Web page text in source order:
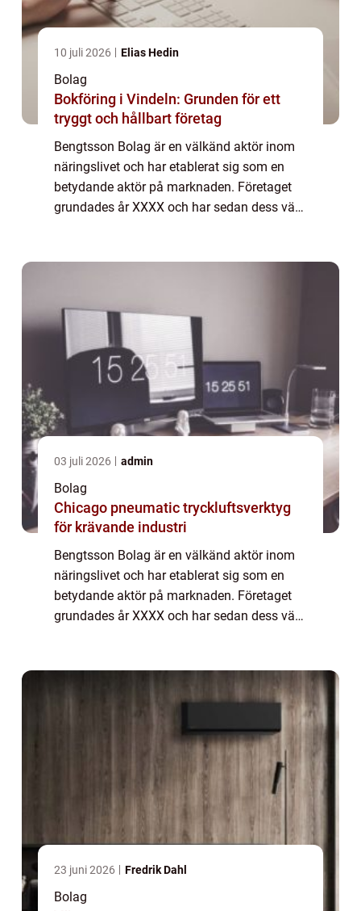
10 juli 2026 Elias Hedin
Bolag
Bokföring i Vindeln: Grunden för ett
tryggt och hållbart företag
Bengtsson Bolag är en välkänd aktör inom
näringslivet och har etablerat sig som en
betydande aktör på marknaden. Företaget
grundades år XXXX och har sedan dess växt
03 juli 2026 admin
Bolag
Chicago pneumatic tryckluftsverktyg
för krävande industri
Bengtsson Bolag är en välkänd aktör inom
näringslivet och har etablerat sig som en
betydande aktör på marknaden. Företaget
grundades år XXXX och har sedan dess växt
23 juni 2026 Fredrik Dahl
Bolag